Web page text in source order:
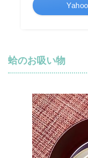
蛤のお吸い物